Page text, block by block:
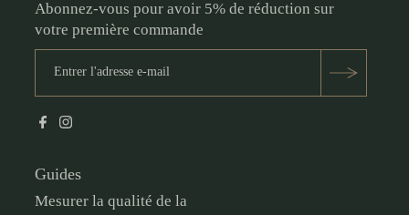
Abonnez-vous pour avoir 5% de réduction sur
votre première commande
Guides
Mesurer la qualité de la